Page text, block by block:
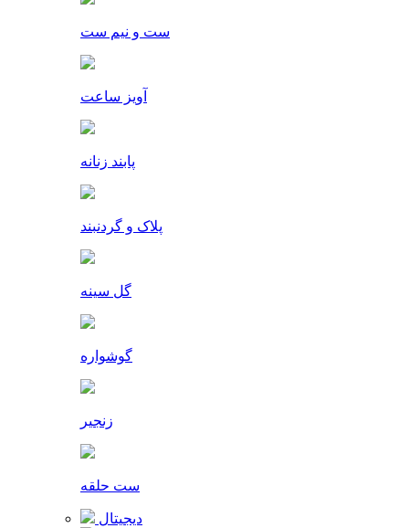
ست و نیم ست
آویز ساعت
پابند زنانه
پلاک و گردنبند
گل سینه
گوشواره
زنجیر
ست حلقه
دیجیتال